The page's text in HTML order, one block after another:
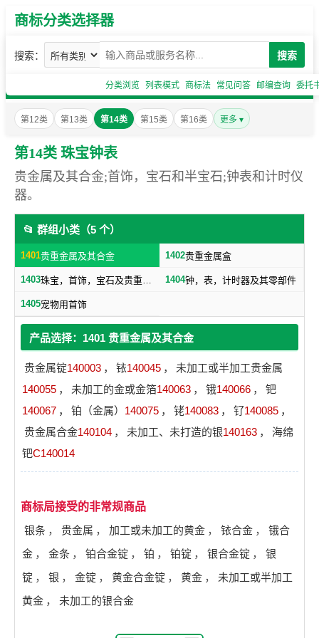
商标分类选择器
搜索： 搜索
分类浏览 列表模式 商标法 常见问答 邮编查询 委托
第12类 第13类 第14类 第15类 第16类 更多 ▾
第14类 珠宝钟表
贵金属及其合金;首饰，宝石和半宝石;钟表和计时仪
器。
📂 群组小类（5 个）
1401贵重金属及其合金 1402贵重金属盒
1403 珠宝，首饰，宝石及贵重金属制纪念品 1404钟，表，计时器及其零部件
1405宠物用首饰
产品选择：1401 贵重金属及其合金
贵金属锭140003 ， 铱140045 ，
未加工或半加工贵金属
140055 ， 未加工的金或金箔140063 ， 锇140066 ，
钯
140067 ， 铂（金属） 140075 ， 铑140083 ， 钌140085 ，
贵金属合金140104 ， 未加工、未打造的银140163 ，
海绵
钯C140014
商标局接受的非常规商品
银条 ， 贵金属 ， 加工或未加工的黄金 ， 铱合金 ，
锇合
金 ， 金条 ， 铂合金锭 ， 铂 ， 铂锭 ， 银合金锭 ，
银
锭 ， 银 ， 金锭 ， 黄金合金锭 ， 黄金 ，
未加工或半加工
黄金 ， 未加工的银合金